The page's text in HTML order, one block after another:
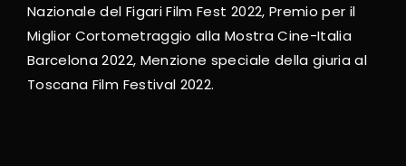
Nazionale del Figari Film Fest 2022, Premio per il
Miglior Cortometraggioalla Mostra Cine-Italia
Barcelona 2022, Menzione speciale della giuria al
Toscana Film Festival 2022.